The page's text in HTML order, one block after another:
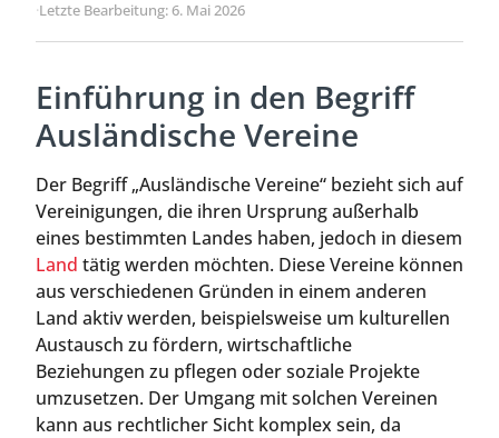
·Letzte Bearbeitung: 6. Mai 2026
Einführung in den Begriff
Ausländische Vereine
Der Begriff „Ausländische Vereine“ bezieht sich auf
Vereinigungen, die ihren Ursprung außerhalb
eines bestimmten Landes haben, jedoch in diesem
Land tätig werden möchten. Diese Vereine können
aus verschiedenen Gründen in einem anderen
Land aktiv werden, beispielsweise um kulturellen
Austausch zu fördern, wirtschaftliche
Beziehungen zu pflegen oder soziale Projekte
umzusetzen. Der Umgang mit solchen Vereinen
kann aus rechtlicher Sicht komplex sein, da